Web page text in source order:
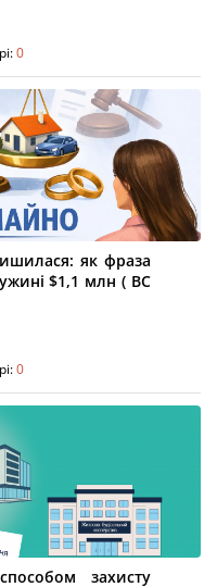
0
як фраза
$1,1 млн ( ВС
0
захисту